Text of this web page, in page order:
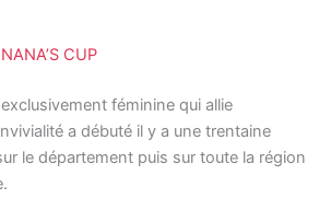
CUP
féminine qui allie
a débuté il y a une trentaine
le département puis sur toute la région